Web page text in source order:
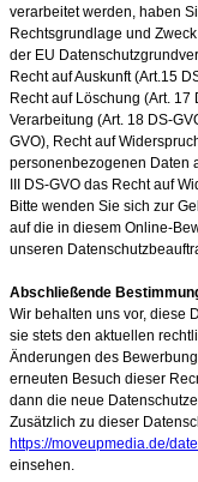
verarbeitet werden, haben
Rechtsgrundlage und
der EU
Recht auf Auskunft (Art.15
Recht auf Löschung (Art. 17
Verarbeitung (Art. 18 DS-
GVO), Recht auf
personenbezogenen Daten
III DS-GVO das Recht auf
Bitte wenden Sie sich zur
auf die in diesem Online-
unseren
Abschließende
Wir behalten uns vor, diese
sie stets den aktuellen
Änderungen des
erneuten Besuch dieser
dann die neue
Zusätzlich zu dieser
https://moveupmedia.de/
einsehen.